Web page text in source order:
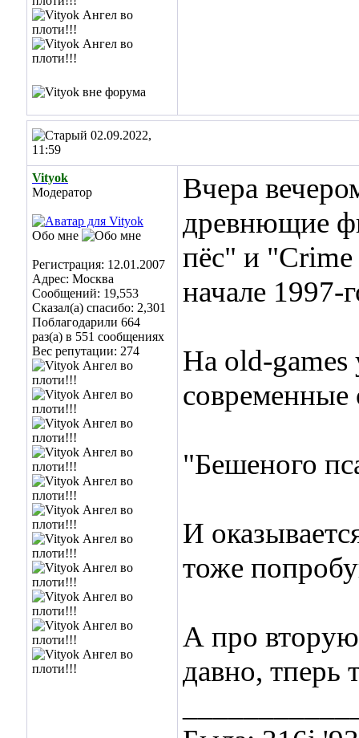
02.09.2022,
11:59
Vityok
Модератор
Обо мне
Регистрация: 12.01.2007
Адрес: Москва
Сообщений: 19,553
Сказал(а) спасибо: 2,301
Поблагодарили 664
раз(а) в 551 сообщениях
Вес репутации: 274
Вчера
древнющие
пёс" и "Crime
начале 1997-
На old-games
современные
"Бешеного
И
тоже
А про
давно, тперь